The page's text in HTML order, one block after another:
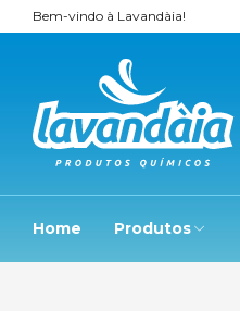
Bem-vindo à Lavandàia!
Home Produtos